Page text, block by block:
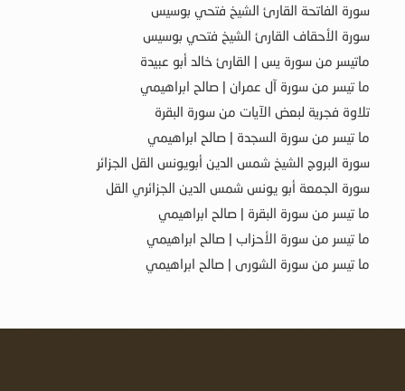
سورة الفاتحة القارئ الشيخ فتحي بوسيس
سورة الأحقاف القارئ الشيخ فتحي بوسيس
ماتيسر من سورة يس | القارئ خالد أبو عبيدة
ما تيسر من سورة آل عمران | صالح ابراهيمي
تلاوة فجرية لبعض الآيات من سورة البقرة
ما تيسر من سورة السجدة | صالح ابراهيمي
سورة البروج الشيخ شمس الدين أبويونس القل الجزائر
سورة الجمعة أبو يونس شمس الدين الجزائري القل
ما تيسر من سورة البقرة | صالح ابراهيمي
ما تيسر من سورة الأحزاب | صالح ابراهيمي
ما تيسر من سورة الشورى | صالح ابراهيمي